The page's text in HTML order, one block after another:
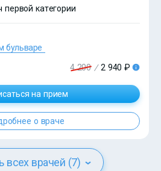
первой категории
бульваре
4 200 / 2 940 ₽
на прием
о враче
всех врачей (7)